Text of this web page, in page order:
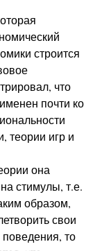
строится
что
почти ко
теории игр и
она
стимулы, т.е.
образом,
свои
то